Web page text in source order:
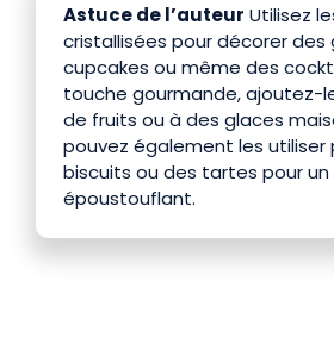
Astuce de l’auteur Utilisez
cristallisées pour décorer des
cupcakes ou même des
touche gourmande, ajoutez-
de fruits ou à des glaces
pouvez également les utiliser
biscuits ou des tartes pour
époustouflant.